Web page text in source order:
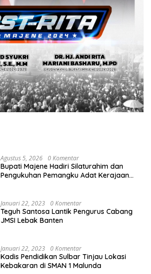
Agustus 5, 2026 0 Komentar
Bupati Majene Hadiri Silaturahim dan
Pengukuhan Pemangku Adat Kerajaan
Januari 22, 2023 0 Komentar
Teguh Santosa Lantik Pengurus Cabang
JMSI Lebak Banten
Januari 22, 2023 0 Komentar
Kadis Pendidikan Sulbar Tinjau Lokasi
Kebakaran di SMAN 1 Malunda